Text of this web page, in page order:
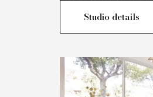
Studio details